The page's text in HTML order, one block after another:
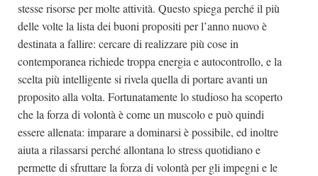
stesse risorse per molte attività. Questo spiega perché il più
delle volte la lista dei buoni propositi per l’anno nuovo è
destinata a fallire: cercare di realizzare più cose in
contemporanea richiede troppa energia e autocontrollo, e la
scelta più intelligente si rivela quella di portare avanti un
proposito alla volta. Fortunatamente lo studioso ha scoperto
che la forza di volontà è come un muscolo e può quindi
essere allenata: imparare a dominarsi è possibile, ed inoltre
aiuta a rilassarsi perché allontana lo stress quotidiano e
permette di sfruttare la forza di volontà per gli impegni e le